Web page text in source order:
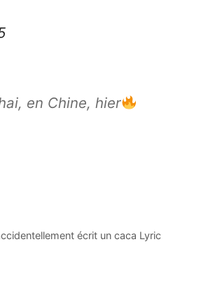
en Chine, hier
écrit un caca Lyric